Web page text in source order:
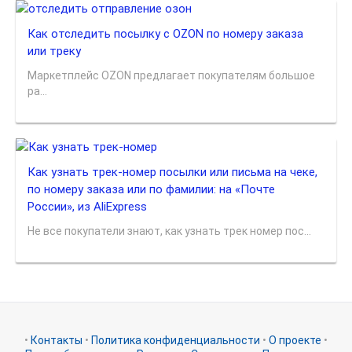
Как отследить посылку с OZON по номеру заказа
или треку
Маркетплейс OZON предлагает покупателям большое
ра...
Как узнать трек-номер посылки или письма на чеке,
по номеру заказа или по фамилии: на «Почте
России», из AliExpress
Не все покупатели знают, как узнать трек номер пос...
• Контакты • Политика конфиденциальности • О проекте •